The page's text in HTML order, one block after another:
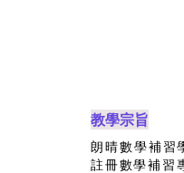
教學宗旨
朗晴數學補
註冊數學補習